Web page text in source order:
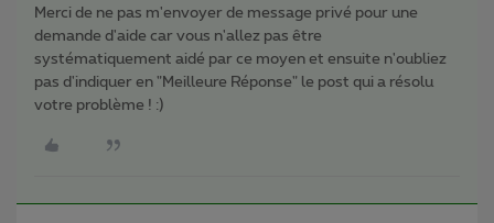
Merci de ne pas m'envoyer de message privé pour une
demande d'aide car vous n'allez pas être
systématiquement aidé par ce moyen et ensuite n'oubliez
pas d'indiquer en "Meilleure Réponse" le post qui a résolu
votre problème ! :)